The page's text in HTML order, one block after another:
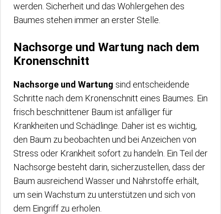
werden. Sicherheit und das Wohlergehen des
Baumes stehen immer an erster Stelle.
Nachsorge und Wartung nach dem
Kronenschnitt
Nachsorge und Wartung sind entscheidende
Schritte nach dem Kronenschnitt eines Baumes. Ein
frisch beschnittener Baum ist anfälliger für
Krankheiten und Schädlinge. Daher ist es wichtig,
den Baum zu beobachten und bei Anzeichen von
Stress oder Krankheit sofort zu handeln. Ein Teil der
Nachsorge besteht darin, sicherzustellen, dass der
Baum ausreichend Wasser und Nährstoffe erhält,
um sein Wachstum zu unterstützen und sich von
dem Eingriff zu erholen.